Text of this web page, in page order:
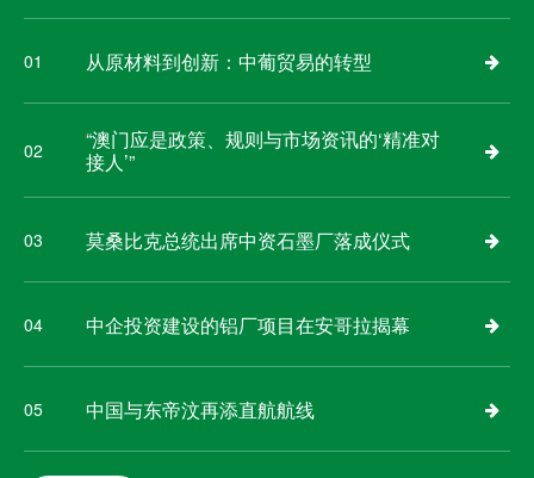
01 从原材料到创新：中葡贸易的转型
02
“澳门应是政策、规则与市场资讯的‘精准对
接人’”
03 莫桑比克总统出席中资石墨厂落成仪式
04 中企投资建设的铝厂项目在安哥拉揭幕
05 中国与东帝汶再添直航航线